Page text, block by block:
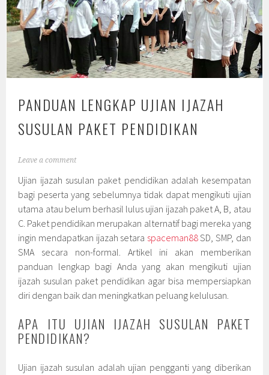
PANDUAN LENGKAP UJIAN IJAZAH
SUSULAN PAKET PENDIDIKAN
Leave a comment
Ujian ijazah susulan paket pendidikan adalah kesempatan
bagi peserta yang sebelumnya tidak dapat mengikuti ujian
utama atau belum berhasil lulus ujian ijazah paket A, B, atau
C. Paket pendidikan merupakan alternatif bagi mereka yang
ingin mendapatkan ijazah setara spaceman88SD, SMP, dan
SMA secara non-formal. Artikel ini akan memberikan
panduan lengkap bagi Anda yang akan mengikuti ujian
ijazah susulan paket pendidikan agar bisa mempersiapkan
diri dengan baik dan meningkatkan peluang kelulusan.
APA ITU UJIAN IJAZAH SUSULAN PAKET
PENDIDIKAN?
Ujian ijazah susulan adalah ujian pengganti yang diberikan